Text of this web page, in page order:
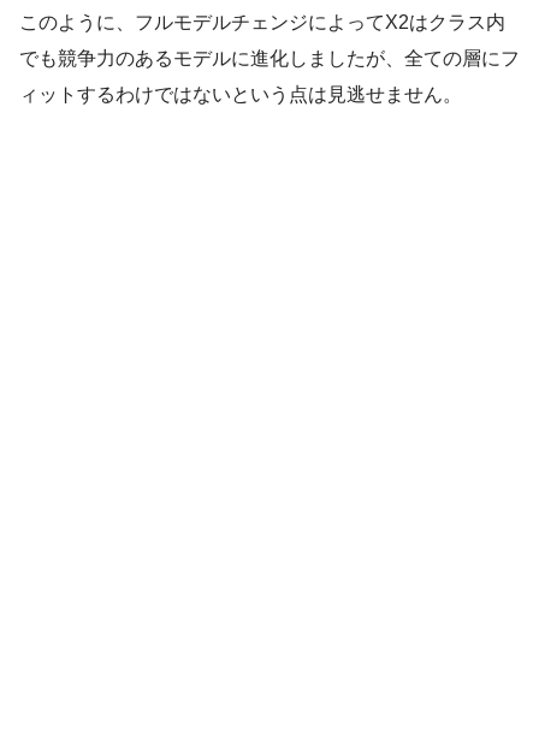
このように、フルモデルチェンジによってX2はクラス内
でも競争力のあるモデルに進化しましたが、全ての層にフ
ィットするわけではないという点は見逃せません。